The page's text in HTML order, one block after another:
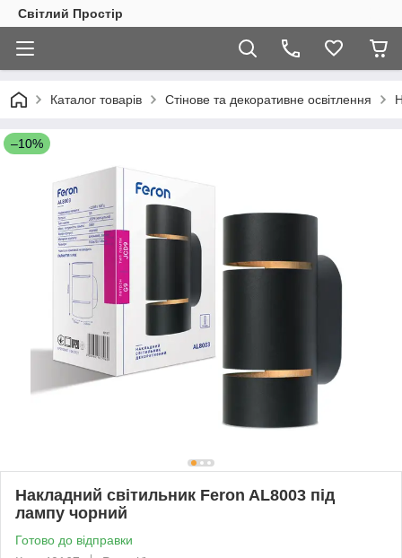
Світлий Простір
Каталог товарів Стінове та декоративне освітлення
–10%
Накладний світильник Feron AL8003 під
лампу чорний
Готово до відправки